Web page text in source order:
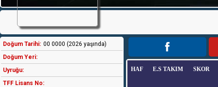
Doğum Tarihi: 00 0000 (2026 yaşında)
Doğum Yeri:
Uyruğu:
TFF Lisans No:
HAF E.S TAKIM SKOR